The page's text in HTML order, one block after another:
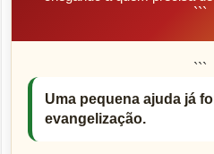
```
```
Uma pequena ajuda já
evangelização.